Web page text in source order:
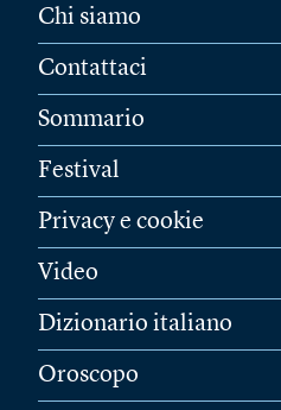
Chi siamo
Contattaci
Sommario
Festival
Privacy e cookie
Video
Dizionario italiano
Oroscopo